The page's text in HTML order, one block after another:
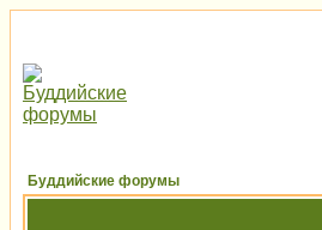
Буддийские форумы